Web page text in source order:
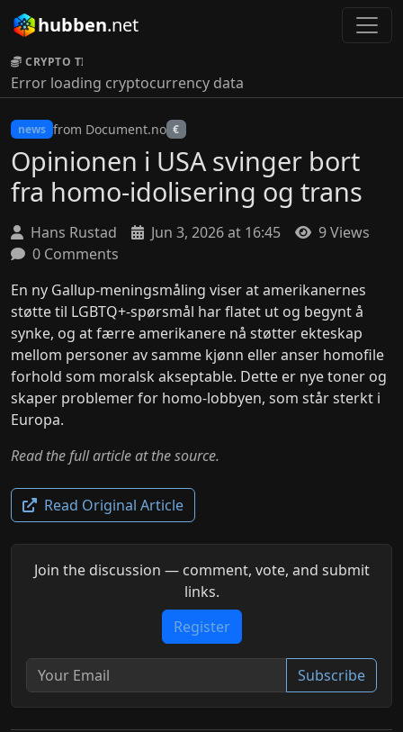
hubben.net
CRYPTO TICKER:
Error loading cryptocurrency data
news from Document.no €
Opinionen i USA svinger bort
fra homo-idolisering og trans
Hans Rustad Jun 3, 2026 at 16:45
9 Views
0 Comments
En ny Gallup-meningsmåling viser at amerikanernes
støtte til LGBTQ+-spørsmål har flatet ut og begynt å
synke, og at færre amerikanere nå støtter ekteskap
mellom personer av samme kjønn eller anser homofile
forhold som moralsk akseptable. Dette er nye toner og
skaper problemer for homo-lobbyen, som står sterkt i
Europa.
Read the full article at the source.
Read Original Article
Join the discussion — comment, vote, and submit
links.
Register
Subscribe